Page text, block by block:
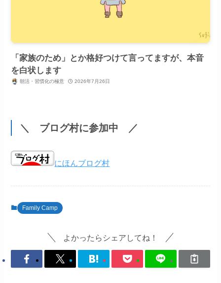
「家族のため」とか格好つけて言ってますが、本音
を白状します
朝活・習慣化の極意 2026年7月26日
＼ ブログ村に参加中 ／
にほんブログ村
Family Camp
よかったらシェアしてね！